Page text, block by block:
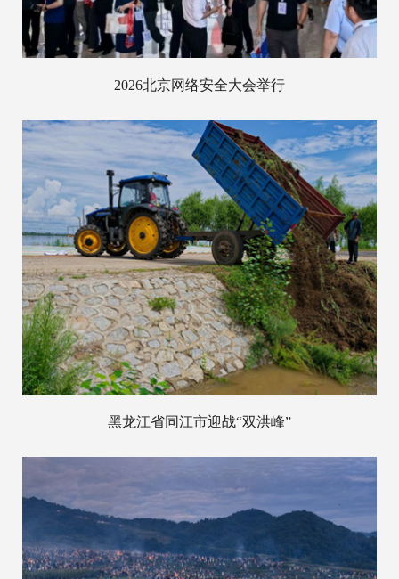
2026北京网络安全大会举行
黑龙江省同江市迎战“双洪峰”